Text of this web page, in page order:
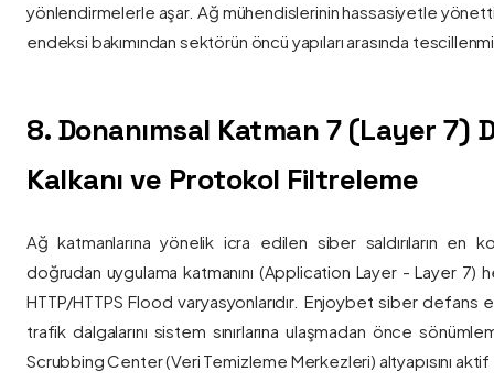
yönlendirmelerle aşar. Ağ mühendislerinin hassasiyetle
endeksi bakımından sektörün öncü yapıları arasında
8. Donanımsal Katman 7 (Layer 7)
Kalkanı ve Protokol Filtreleme
Ağ katmanlarına yönelik icra edilen siber saldırıların en
doğrudan uygulama katmanını (Application Layer - Layer 7)
HTTP/HTTPS Flood varyasyonlarıdır. Enjoybet siber
trafik dalgalarını sistem sınırlarına ulaşmadan önce
Scrubbing Center (Veri Temizleme Merkezleri) altyapısını